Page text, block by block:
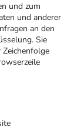
und zum
und anderer
an den
Sie